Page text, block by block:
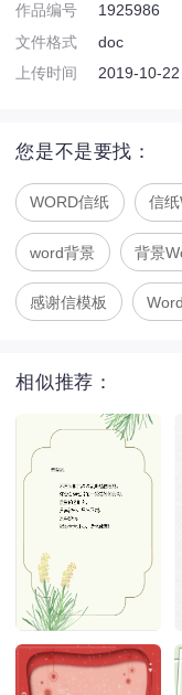
作品编号 1925986
文件格式
doc
上传时间
2019-10-
您是不是要找：
WORD信纸 信
word背景 背景
感谢信模板
相似推荐：